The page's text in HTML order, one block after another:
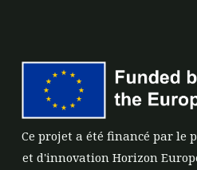
Ce projet a été financé par le
et d'innovation Horizon